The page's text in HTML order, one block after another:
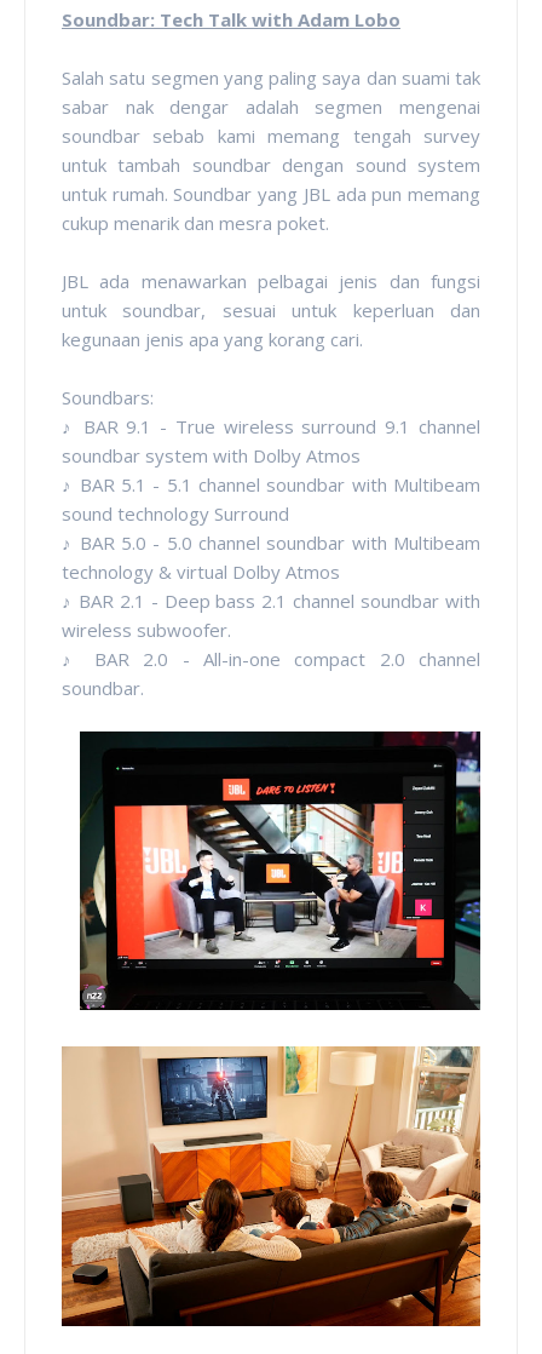
Soundbar: Tech Talk with Adam Lobo
Salah satu segmen yang paling saya dan suami tak
sabar nak dengar adalah segmen mengenai
soundbar sebab kami memang tengah survey
untuk tambah soundbar dengan sound system
untuk rumah. Soundbar yang JBL ada pun memang
cukup menarik dan mesra poket.
JBL ada menawarkan pelbagai jenis dan fungsi
untuk soundbar, sesuai untuk keperluan dan
kegunaan jenis apa yang korang cari.
Soundbars:
♪ BAR 9.1 - True wireless surround 9.1 channel
soundbar system with Dolby Atmos
♪ BAR 5.1 - 5.1 channel soundbar with Multibeam
sound technology Surround
♪ BAR 5.0 - 5.0 channel soundbar with Multibeam
technology & virtual Dolby Atmos
♪ BAR 2.1 - Deep bass 2.1 channel soundbar with
wireless subwoofer.
♪ BAR 2.0 - All-in-one compact 2.0 channel
soundbar.